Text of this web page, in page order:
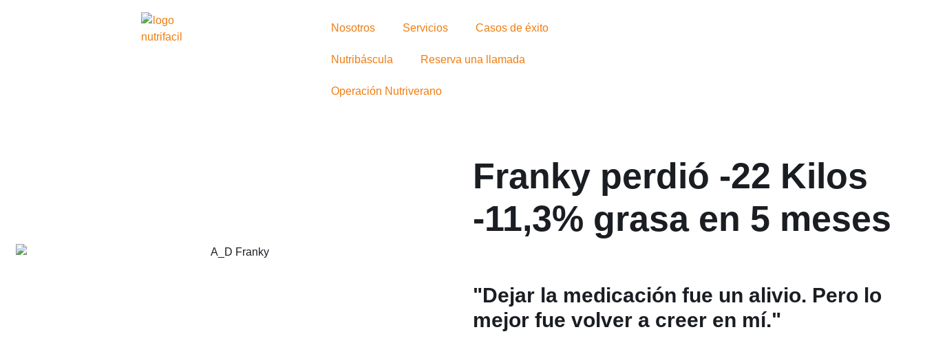
Nosotros Servicios Casos de éxito
Nutribáscula Reserva una llamada
Operación Nutriverano
Franky perdió -22 Kilos
-11,3% grasa en 5 meses
"Dejar la medicación fue un alivio. Pero lo
mejor fue volver a creer en mí."